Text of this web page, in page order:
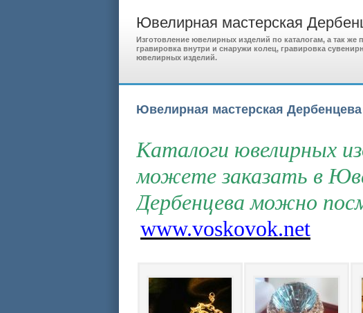
Ювелирная мастерская
Изготовление ювелирных изделий по каталогам, а так же
гравировка внутри и снаружи колец, гравировка
ювелирных изделий.
Ювелирная мастерская Дербенцева
Каталоги ювелирных
можете заказать в
Дербенцева можно
www.voskovok.net